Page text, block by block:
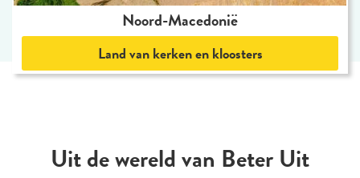
Noord-Macedonië
Land van kerken en kloosters
Uit de wereld van Beter Uit